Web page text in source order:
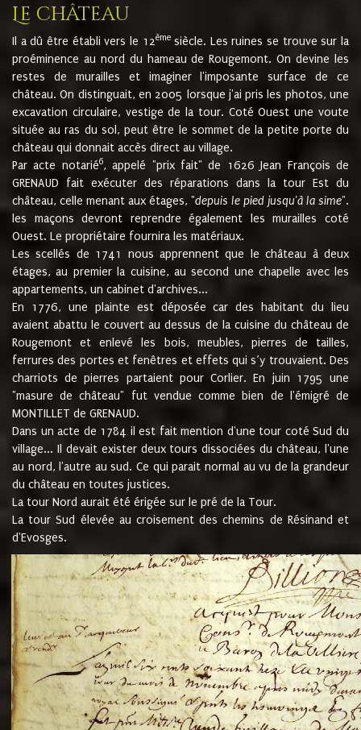
Le château
Il a dû être établi vers le 12èmesiècle. Les ruines se trouve sur la
proéminence au nord du hameau de Rougemont. On devine les
restes de murailles et imaginer l'imposante surface de ce
château. On distinguait, en 2005 lorsque j'ai pris les photos, une
excavation circulaire, vestige de la tour. Coté Ouest une voute
située au ras du sol, peut être le sommet de la petite porte du
château qui donnait accès direct au village.
Par acte notarié6, appelé "prix fait" de 1626 Jean François de
GRENAUD fait exécuter des réparations dans la tour Est du
château, celle menant aux étages, "depuis le pied jusqu'à la sime".
les maçons devront reprendre également les murailles coté
Ouest. Le propriétaire fournira les matériaux.
Les scellés de 1741 nous apprennent que le château à deux
étages, au premier la cuisine, au second une chapelle avec les
appartements, un cabinet d'archives...
En 1776, une plainte est déposée car des habitant du lieu
avaient abattu le couvert au dessus de la cuisine du château de
Rougemont et enlevé les bois, meubles, pierres de tailles,
ferrures des portes et fenêtres et effets qui s’y trouvaient. Des
charriots de pierres partaient pour Corlier. En juin 1795 une
"masure de château" fut vendue comme bien de l'émigré de
MONTILLET de GRENAUD.
Dans un acte de 1784 il est fait mention d'une tour coté Sud du
village... Il devait exister deux tours dissociées du château, l'une
au nord, l'autre au sud. Ce qui parait normal au vu de la grandeur
du château en toutes justices.
La tour Nord aurait été érigée sur le pré de la Tour.
La tour Sud élevée au croisement des chemins de Résinand et
d'Evosges.